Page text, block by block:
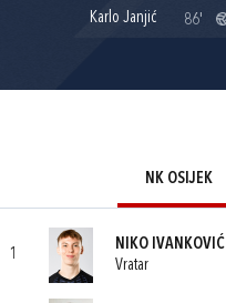
Karlo Janjić
86'
NK OSIJEK
1
NIKO IVANKOVIĆ
Vratar